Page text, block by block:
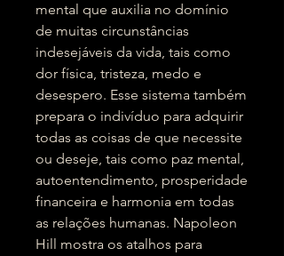
mental que auxilia no domínio
de muitas circunstâncias
indesejáveis da vida, tais como
dor física, tristeza, medo e
desespero. Esse sistema também
prepara o indivíduo para adquirir
todas as coisas de que necessite
ou deseje, tais como paz mental,
autoentendimento, prosperidade
financeira e harmonia em todas
as relações humanas. Napoleon
Hill mostra os atalhos para